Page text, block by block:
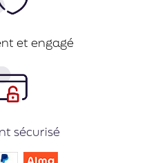
et engagé
sécurisé